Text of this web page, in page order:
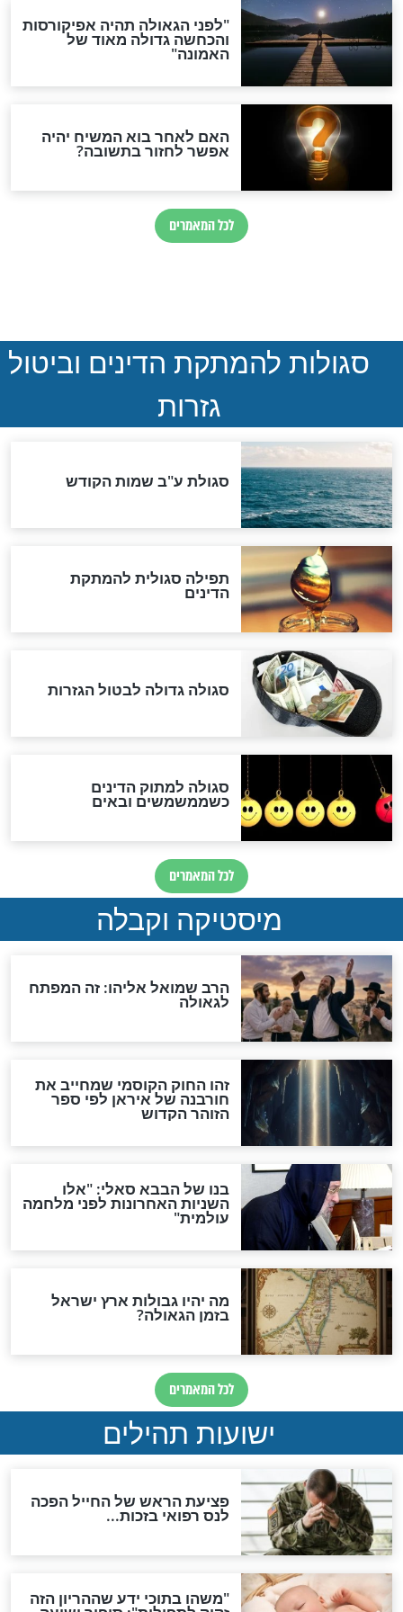
הותר לפרסום: לוחמי מילואים
נהרגו בדרום לבנון
ההסכם החשאי של טראמפ
סימני שאלה
שורדת השואה שחוגגת 100:
"מודה לקב"ה על כל השנים"
לכל המאמרים
אחרית הימים
האם אפשר לחשב את הקץ?
מה יהיה בימות המשיח?
"לפני הגאולה תהיה אפיקורסות
והכחשה גדולה מאוד של
האמונה"
האם לאחר בוא המשיח יהיה
אפשר לחזור בתשובה?
לכל המאמרים
להמתקת הדינים וביטול
גזרות
סגולת ע"ב שמות הקודש